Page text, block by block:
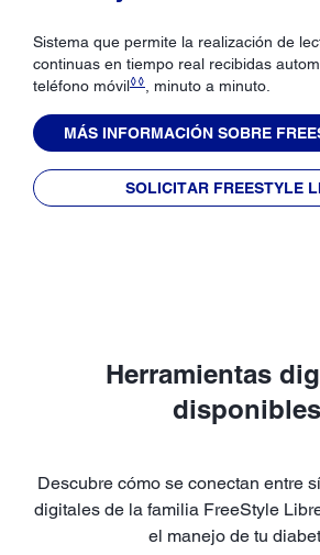
Sistema que permite la realización de
continuas en tiempo real recibidas
teléfono móvil◊◊, minuto a minuto.
MÁS INFORMACIÓN SOBRE
SOLICITAR FREESTYLE
Herramientas
disponibles
Descubre cómo se conectan entre
digitales de la familia FreeStyle
el manejo de tu